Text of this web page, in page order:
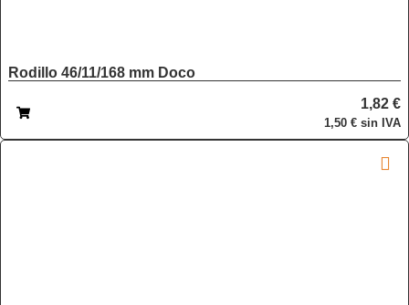
Rodillo 46/11/168 mm Doco
1,82 €
1,50 € sin IVA